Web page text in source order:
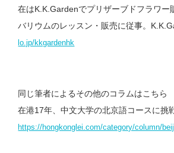
在はK.K.Gardenでプリザーブドフラワー
バリウムのレッスン・販売に従事。
lo.jp/kkgardenhk
同じ筆者によるその他のコラムはこちら
在港17年、中文大学の北京語コースに挑
https://hongkonglei.com/category/column/